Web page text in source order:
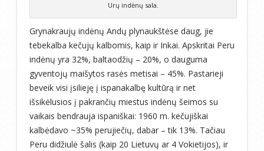
Urų indėnų sala.
Grynakraujų indėnų Andų plynaukštėse daug, jie
tebekalba kečujų kalbomis, kaip ir Inkai. Apskritai Peru
indėnų yra 32%, baltaodžių – 20%, o dauguma
gyventojų maišytos rasės metisai – 45%. Pastarieji
beveik visi įsilieję į ispanakalbę kultūrą ir net
išsikėlusios į pakrančių miestus indėnų šeimos su
vaikais bendrauja ispaniškai: 1960 m. kečujiškai
kalbėdavo ~35% perujiečių, dabar – tik 13%. Tačiau
Peru didžiulė šalis (kaip 20 Lietuvų ar 4 Vokietijos), ir